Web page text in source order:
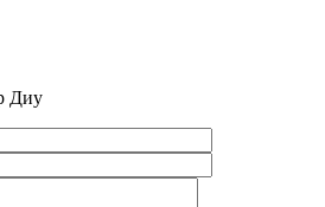
Диу